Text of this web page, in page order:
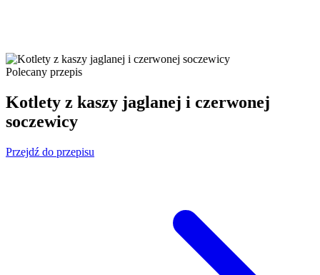
Polecany przepis
Kotlety z kaszy jaglanej i czerwonej
soczewicy
Przejdź do przepisu